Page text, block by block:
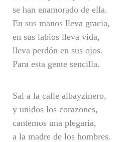
se han enamorado de ella.
En sus manos lleva gracia,
en sus labios lleva vida,
lleva perdón en sus ojos.
Para esta gente sencilla.
Sal a la calle albayzinero,
y unidos los corazones,
cantemos una plegaria,
a la madre de los hombres.